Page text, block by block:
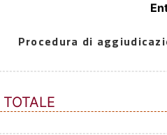
Procedura di